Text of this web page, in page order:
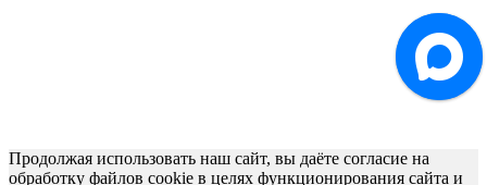
Продолжая использовать наш сайт, вы даёте согласие на
обработку файлов cookie в целях функционирования сайта и